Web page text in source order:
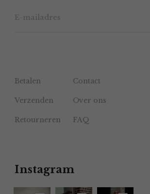
productpagina
Betalen Contact
Verzenden Over ons
Retourneren FAQ
Instagram